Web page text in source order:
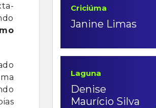
Criciúma
Janine Limas
Laguna
Denise
Maurício Silva